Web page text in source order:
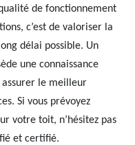
de fonctionnement
c’est de valoriser la
délai possible. Un
une connaissance
le meilleur
Si vous prévoyez
votre toit, n’hésitez pas
et certifié.